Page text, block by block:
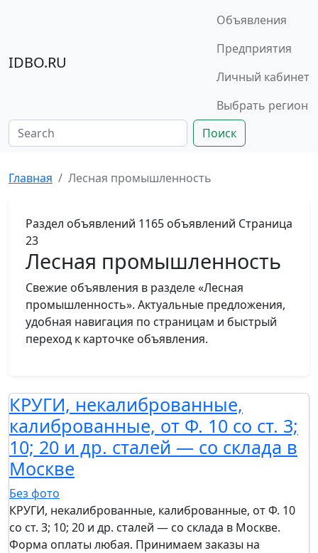
IDBO.RU
Объявления
Предприятия
Личный кабинет
Выбрать регион
Поиск
Главная Лесная промышленность
Раздел объявлений 1165 объявлений Страница
23
Лесная промышленность
Свежие объявления в разделе «Лесная
промышленность». Актуальные предложения,
удобная навигация по страницам и быстрый
переход к карточке объявления.
КРУГИ, некалиброванные,
калиброванные, от Ф. 10 со ст. 3;
10; 20 и др. сталей — со склада в
Москве
Без фото
КРУГИ, некалиброванные, калиброванные, от Ф. 10
со ст. 3; 10; 20 и др. сталей — со склада в Москве.
Форма оплаты любая. Принимаем заказы на